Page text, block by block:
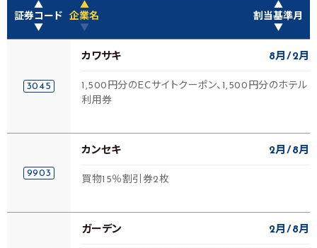
▲
証券コード
▼
▲
企業名
▼
▲
割当基準月
▼
3045
カワサキ 8月 2月
1,500円分のECサイトクーポン、1,500円分のホテル
利用券
9903
カンセキ 2月 8月
買物15％割引券2枚
ガーデン 2月 8月